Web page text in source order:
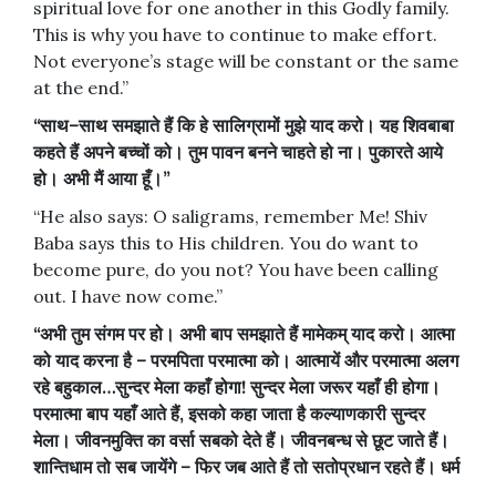
spiritual love for one another in this Godly family.
This is why you have to continue to make effort.
Not everyone’s stage will be constant or the same
at the end.”
“साथ–साथ समझाते हैं कि हे सालिग्रामों मुझे याद करो। यह शिवबाबा
कहते हैं अपने बच्चों को। तुम पावन बनने चाहते हो ना। पुकारते आये
हो। अभी मैं आया हूँ। ”
“He also says: O saligrams, remember Me! Shiv
Baba says this to His children. You do want to
become pure, do you not? You have been calling
out. I have now come.”
“अभी तुम संगम पर हो। अभी बाप समझाते हैं मामेकम् याद करो। आत्मा
को याद करना है–परमपिता परमात्मा को। आत्मायें और परमात्मा अलग
रहे बहुकाल…सुन्दर मेला कहाँ होगा!सुन्दर मेला जरूर यहाँ ही होगा।
परमात्मा बाप यहाँ आते हैं,इसको कहा जाता है कल्याणकारी सुन्दर
मेला। जीवनमुक्ति का वर्सा सबको देते हैं। जीवनबन्ध से छूट जाते हैं।
शान्तिधाम तो सब जायेंगे–फिर जब आते हैं तो सतोप्रधान रहते हैं। धर्म